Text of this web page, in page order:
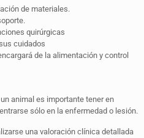
de materiales.
quirúrgicas
cuidados
de la alimentación y control
animal es importante tener en
sólo en la enfermedad o lesión.
una valoración clínica detallada